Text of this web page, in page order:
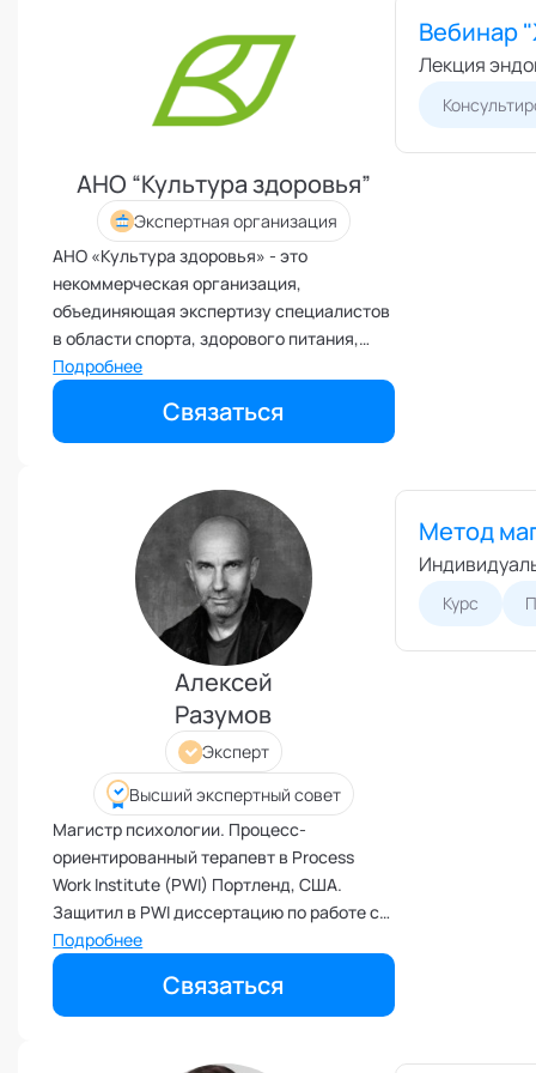
Межличностные конфликты
Наставничество
Невроз
Ораторское искусство
Организация и проведение
переговоров
Оргконсультирование
Осознанность
Отношения в паре
Планирование и внедрение
изменений
Поведенческий анализ
Подготовка и обучение
специалистов
Половое воспитание
Презентация и искусство
Проблемы с партнером
Прогнозирование
Продуктивность и мотивация
сотрудников
Профайлинг и оценка
персонала
Профориентация и поиск
призвания
ПТСР
АНО “Культура здоровья”
Экспертная организация
АНО «Культура здоровья» - это
некоммерческая организация,
объединяющая экспертизу специалистов
в области спорта, здорового питания,
профилактики и здорового образа жизни,
через комплексный подход к вопросам
здоровья и научно-популярный формат
донесения информации в виде
Подробнее
Связаться
Вебинар
Лекция
Алексей
Разумов
Эксперт
Высший экспертный совет
Магистр психологии. Процесс-
ориентированный терапевт в Process
Work Institute (PWI) Портленд, США.
Защитил в PWI диссертацию по работе с
сексуальностью и магнетизмом.
Психотерапевт. Сексолог,
международный тренер и супервизор.
Член международной ассоциации
Подробнее
Связаться
Метод
Курс